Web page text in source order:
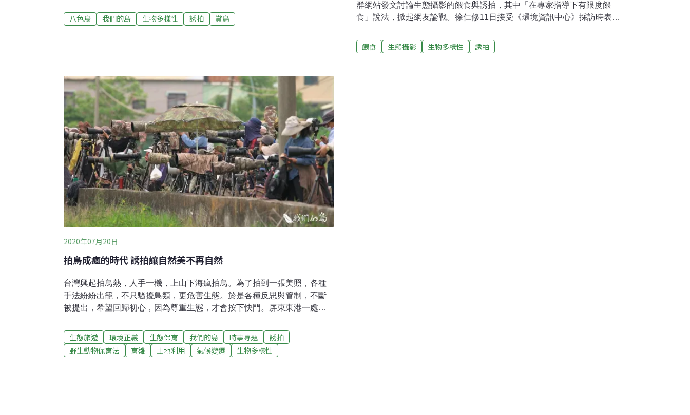
鳥牆，拉出人與鳥的距離，禁止餵食誘拍行為，並且裝設監視器蒐證，安
排國家森林志工前來守護。台中大雪山林道，一直是台灣知名賞鳥地點，
音、過度逼近等不當拍鳥、賞鳥行為，甚至針對違反野生動物保育法的騷
擾行為，進行懲處。桃園竹圍漁港長期進行疏浚工程，堆置土方的場所，
成為保育類小燕鷗的繁殖棲地。桃園市野鳥學會透過協調，商請園市政府
將部分土方堆置場，在小燕鷗繁殖季節
八色鳥 我們的島 生物多樣性 誘拍 賞鳥
群網站發文討論生態攝影的餵食與誘拍，其中「在專家指導下有限度餵
食」說法，掀起網友論戰。徐仁修11日接受《環境資訊中心》採訪時表
影愛好者私下餵食鳥類的行為，他認為與其毫無管理，不如將這件事攤開
來審視，討論哪些事可以做，哪些完全不應該做。專家指導下能有限度餵
餵食 生態攝影 生物多樣性 誘拍
2020年07月20日
拍鳥成瘋的時代 誘拍讓自然美不再自然
台灣興起拍鳥熱，人手一機，上山下海瘋拍鳥。為了拍到一張美照，各種
手法紛紛出籠，不只騷擾鳥類，更危害生態。於是各種反思與管制，不斷
被提出，希望回歸初心，因為尊重生態，才會按下快門。屏東東港一處濕
壯觀的拍鳥砲陣，此起彼落的快門聲，呈現這個拍鳥成瘋的時代。為了生
態記錄拍鳥，和為了藝術攝影拍鳥，兩者是完全不同心態，運用方法也不
一樣，有時候為拍而拍的目的，變成只求美照，不太關心鳥類生態。桃園
生態旅遊 環境正義 生態保育 我們的島 時事專題
誘拍
野生動物保育法
育雛 土地利用 氣候變遷 生物多樣性